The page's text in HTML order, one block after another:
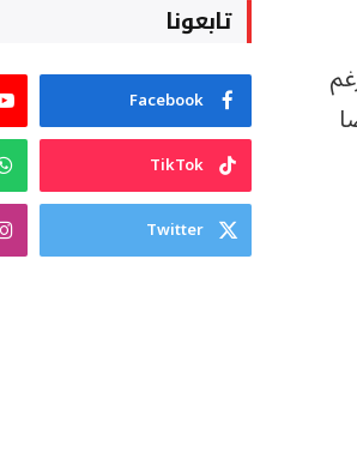
ورغم
تابعونا
Facebook
TikTok
Twitter